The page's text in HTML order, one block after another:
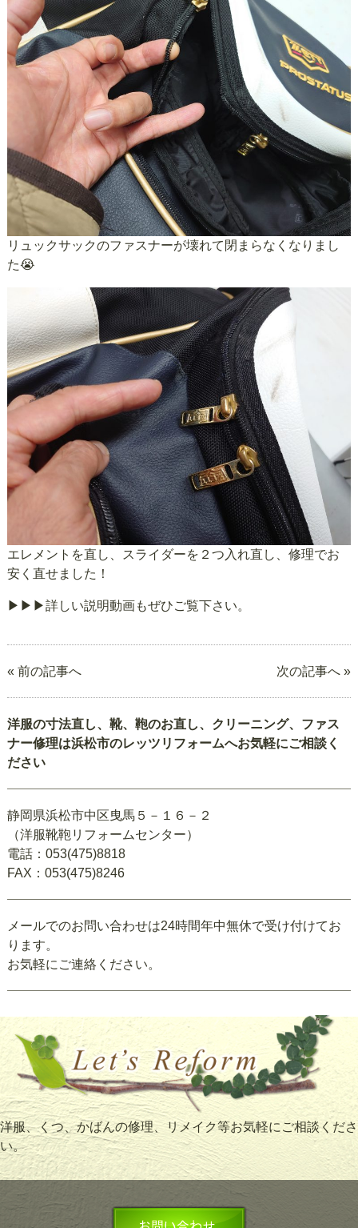
リュックサックのファスナーが壊れて閉まらなくなりまし
た😭
エレメントを直し、スライダーを２つ入れ直し、修理でお
安く直せました！
▶▶▶詳しい説明動画もぜひご覧下さ い。
« 前の記事へ 次の記事へ »
洋服の寸法直し、靴、鞄のお直し、クリーニング、ファス
ナー修理は浜松市のレッツリフォームへお気軽にご相談く
ださい
静岡県浜松市中区曳馬５－１６－２
（洋服靴鞄リフォームセンター）
電話：053(475)8818
FAX：053(475)8246
メールでのお問い合わせは24時間年中無休で受け付けてお
ります。
お気軽にご連絡ください。
洋服、くつ、かばんの修理、リメイク等お気軽にご相談くださ
い。